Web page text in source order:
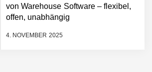
von Warehouse Software – flexibel,
offen, unabhängig
4. NOVEMBER 2025
Maximilian Mack von Pyck